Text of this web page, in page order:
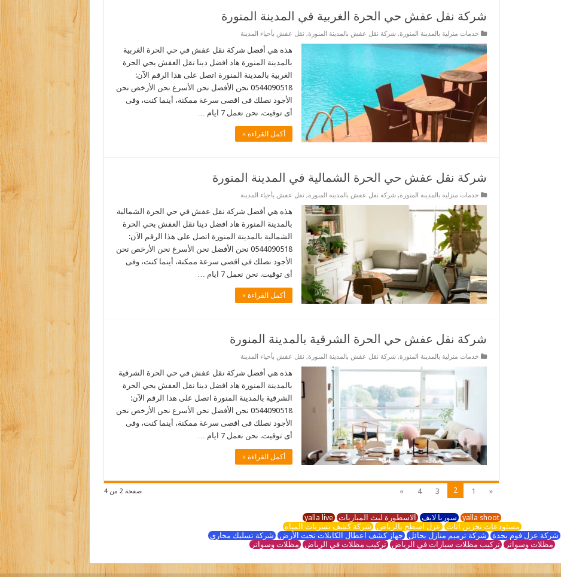
شركة نقل عفش حي الحرة الغربية في المدينة المنورة
خدمات منزلية بالمدينة المنورة,شركة نقل عفش بالمدينة المنورة, نقل عفش بأحياء المدينة
هذه هي أفضل شركة نقل عفش في حي الحرة الغربية
بالمدينة المنورة هاد افضل دينا نقل العفش بحي الحرة
الغربية بالمدينة المنورة اتصل على هذا الرقم الآن:
0544090518 نحن الأفضل نحن الأسرع نحن الأرخص نحن
الأجود نصلك فى اقصى سرعة ممكنة، أينما كنت، وفى
أى توقيت. نحن نعمل 7 ايام …
أكمل القراءة »
شركة نقل عفش حي الحرة الشمالية في المدينة المنورة
خدمات منزلية بالمدينة المنورة,شركة نقل عفش بالمدينة المنورة, نقل عفش بأحياء المدينة
هذه هي أفضل شركة نقل عفش في حي الحرة الشمالية
بالمدينة المنورة هاد افضل دينا نقل العفش بحي الحرة
الشمالية بالمدينة المنورة اتصل على هذا الرقم الآن:
0544090518 نحن الأفضل نحن الأسرع نحن الأرخص نحن
الأجود نصلك فى اقصى سرعة ممكنة، أينما كنت، وفى
أى توقيت. نحن نعمل 7 ايام …
أكمل القراءة »
شركة نقل عفش حي الحرة الشرقية بالمدينة المنورة
خدمات منزلية بالمدينة المنورة,شركة نقل عفش بالمدينة المنورة, نقل عفش بأحياء المدينة
هذه هي أفضل شركة نقل عفش في حي الحرة الشرقية
بالمدينة المنورة هاد افضل دينا نقل العفش بحي الحرة
الشرقية بالمدينة المنورة اتصل على هذا الرقم الآن:
0544090518 نحن الأفضل نحن الأسرع نحن الأرخص نحن
الأجود نصلك فى اقصى سرعة ممكنة، أينما كنت، وفى
أى توقيت. نحن نعمل 7 ايام …
أكمل القراءة »
صفحة 2 من 4 «
1
2
3
4
»
yalla shoot سوريا لايف الاسطورة لبث المباريات yalla live
مستودعات تخزين اثاث عزل اسطح بالرياض شركة كشف تسربات المياه
شركة عزل فوم بجدة شركة ترميم منازل بحائل جهاز كشف اعطال الكابلات تحت الأرض شركة تسليك مجاري
مظلات وسواتر تركيب مظلات سيارات في الرياض تركيب مظلات في الرياض مظلات وسواتر